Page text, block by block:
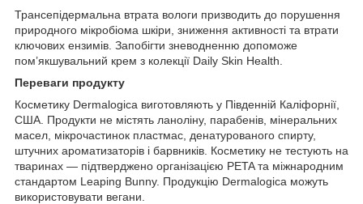
Трансепідермальна втрата вологи призводить до порушення
природного мікробіома шкіри, зниження активності та втрати
ключових ензимів. Запобігти зневодненню допоможе
пом’якшувальний крем з колекції Daily Skin Health.
Переваги продукту
Косметику Dermalogica виготовляють у Південній Каліфорнії,
США. Продукти не містять ланоліну, парабенів, мінеральних
масел, мікрочастинок пластмас, денатурованого спирту,
штучних ароматизаторів і барвників. Косметику не тестують на
тваринах — підтверджено організацією PETA та міжнародним
стандартом Leaping Bunny. Продукцію Dermalogica можуть
використовувати вегани.